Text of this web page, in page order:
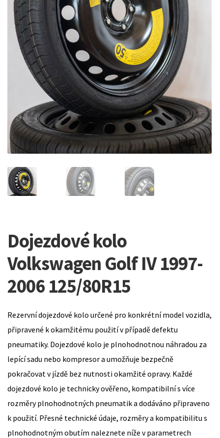
Dojezdové kolo
Volkswagen Golf IV 1997-
2006 125/80R15
Rezervní dojezdové kolo určené pro konkrétní model vozidla,
připravené k okamžitému použití v případě defektu
pneumatiky. Dojezdové kolo je plnohodnotnou náhradou za
lepící sadu nebo kompresor a umožňuje bezpečně
pokračovat v jízdě bez nutnosti okamžité opravy. Každé
dojezdové kolo je technicky ověřeno, kompatibilní s více
rozměry plnohodnotných pneumatik a dodáváno připraveno
k použití. Přesné technické údaje, rozměry a kompatibilitu s
plnohodnotným obutím naleznete níže v parametrech